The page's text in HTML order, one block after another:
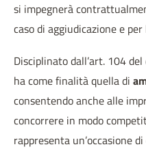
si impegnerà
caso di aggiudicazione e
Disciplinato dall’art. 104
ha come finalità quella di
consentendo anche alle
concorrere in modo
rappresenta un’occasione di